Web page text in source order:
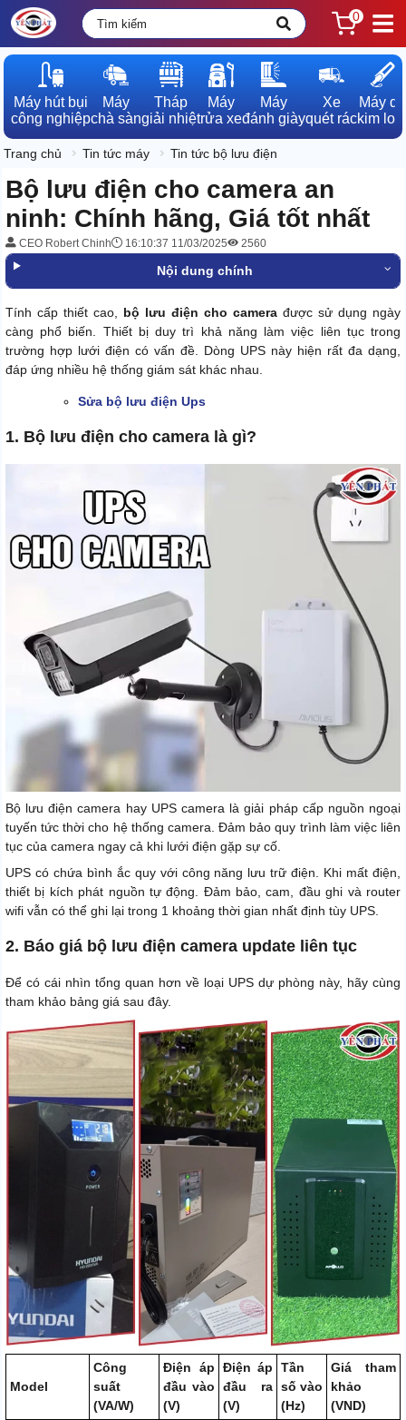
0
Máy hút bụi
công nghiệp
Máy
chà sàn
Tháp
giải nhiệt
Máy
rửa xe
Máy
đánh giày
Xe
quét rác
Máy dò
kim loại
Trang chủ Tin tức máy Tin tức bộ lưu điện
Bộ lưu điện cho camera an
ninh: Chính hãng, Giá tốt nhất
CEO Robert Chinh 16:10:37 11/03/2025 2560
Nội dung chính
Tính cấp thiết cao, bộ lưu điện cho camera được sử dụng ngày
càng phổ biến. Thiết bị duy trì khả năng làm việc liên tục trong
trường hợp lưới điện có vấn đề. Dòng UPS này hiện rất đa dạng,
đáp ứng nhiều hệ thống giám sát khác nhau.
Sửa bộ lưu điện Ups
1. Bộ lưu điện cho camera là gì?
Bộ lưu điện camera hay UPS camera là giải pháp cấp nguồn ngoại
tuyến tức thời cho hệ thống camera. Đảm bảo quy trình làm việc liên
tục của camera ngay cả khi lưới điện gặp sự cố.
UPS có chứa bình ắc quy với công năng lưu trữ điện. Khi mất điện,
thiết bị kích phát nguồn tự động. Đảm bảo, cam, đầu ghi và router
wifi vẫn có thể ghi lại trong 1 khoảng thời gian nhất định tùy UPS.
2. Báo giá bộ lưu điện camera update liên tục
Để có cái nhìn tổng quan hơn về loại UPS dự phòng này, hãy cùng
tham khảo bảng giá sau đây.
Model
Công
suất
(VA/W)
Điện áp
đầu vào
(V)
Điện áp
đầu ra
(V)
Tần
số vào
(Hz)
Giá tham
khảo
(VND)